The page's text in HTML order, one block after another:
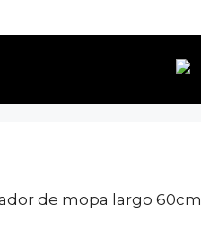
de mopa largo 60cm